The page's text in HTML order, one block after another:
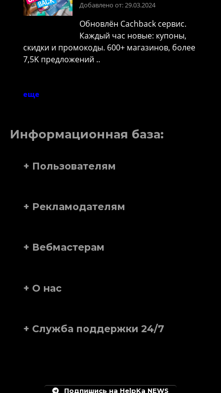
Добавлено от: 29.03.2024
Обновлён Cachback сервис.
Каждый час новые: купоны,
скидки и промокоды. 600+ магазинов, более
7,5K предложений ..
еще
Информационная база:
+ Пользователям
+ Рекламодателям
+ Вебмастерам
+ О нас
+ Служба поддержки 24/7
Подпишись на HelpKa NEWS